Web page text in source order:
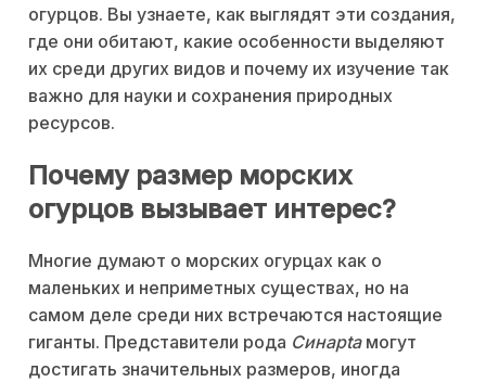
огурцов. Вы узнаете, как выглядят эти создания,
где они обитают, какие особенности выделяют
их среди других видов и почему их изучение так
важно для науки и сохранения природных
ресурсов.
Почему размер морских
огурцов вызывает интерес?
Многие думают о морских огурцах как о
маленьких и неприметных существах, но на
самом деле среди них встречаются настоящие
гиганты. Представители рода Синaptaмогут
достигать значительных размеров, иногда